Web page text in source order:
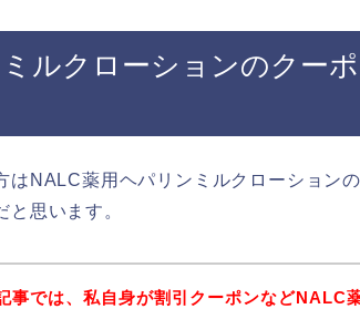
ルクローションのクー
はNALC薬用ヘパリンミルクローション
思います。
事では、私自身が割引クーポンなどNALC